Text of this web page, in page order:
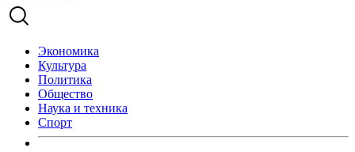
Экономика
Культура
Политика
Общество
Наука и техника
Спорт